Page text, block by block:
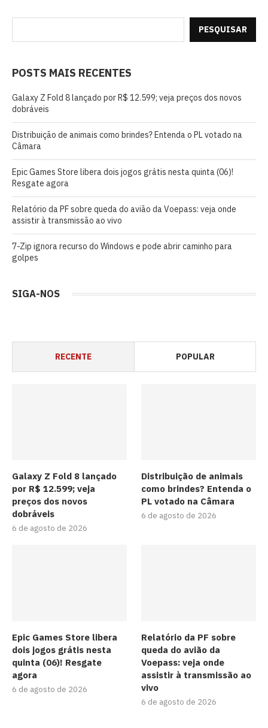
PESQUISAR
POSTS MAIS RECENTES
Galaxy Z Fold 8 lançado por R$ 12.599; veja preços dos novos
dobráveis
Distribuição de animais como brindes? Entenda o PL votado na
Câmara
Epic Games Store libera dois jogos grátis nesta quinta (06)!
Resgate agora
Relatório da PF sobre queda do avião da Voepass: veja onde
assistir à transmissão ao vivo
7-Zip ignora recurso do Windows e pode abrir caminho para
golpes
SIGA-NOS
RECENTE POPULAR
Galaxy Z Fold 8 lançado
por R$ 12.599; veja
preços dos novos
dobráveis
6 de agosto de 2026
Distribuição de animais
como brindes? Entenda o
PL votado na Câmara
6 de agosto de 2026
Epic Games Store libera
dois jogos grátis nesta
quinta (06)! Resgate
agora
6 de agosto de 2026
Relatório da PF sobre
queda do avião da
Voepass: veja onde
assistir à transmissão ao
vivo
6 de agosto de 2026